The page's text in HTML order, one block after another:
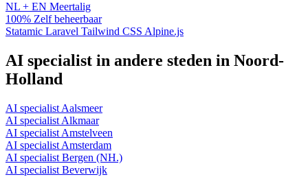
NL + EN Meertalig
100% Zelf beheerbaar
Statamic Laravel Tailwind CSS Alpine.js
AI specialist in andere steden in Noord-
Holland
AI specialist Aalsmeer
AI specialist Alkmaar
AI specialist Amstelveen
AI specialist Amsterdam
AI specialist Bergen (NH.)
AI specialist Beverwijk